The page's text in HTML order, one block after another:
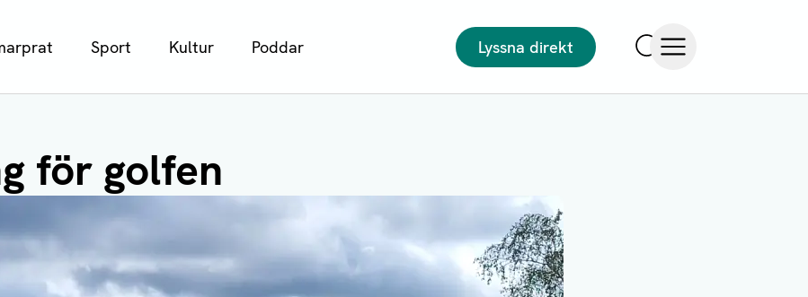
Sport Kultur Poddar
Lyssna direkt
för golfen